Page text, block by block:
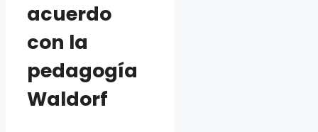
acuerdo
con la
pedagogía
Waldorf